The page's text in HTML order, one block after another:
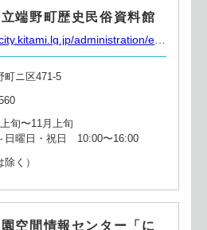
端野町歴史民俗資料館
administration/education/detail.php?content=6282
町ニ区471-5
旬〜11月上旬
日曜日・祝日 10:00〜16:00
く）
空間情報センター「に